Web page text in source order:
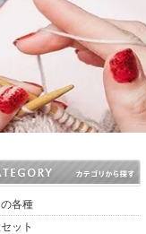
各種
ット